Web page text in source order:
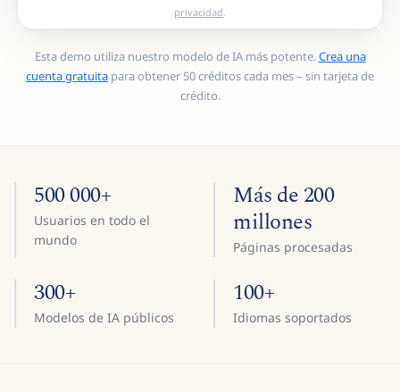
privacidad
Esta demo utiliza nuestro modelo de IA más potente.Crea una
cuenta gratuita para obtener 50 créditos cada mes – sin tarjeta de
crédito.
500 000+
Usuarios en todo el
mundo
Más de 200
millones
Páginas procesadas
300+
Modelos de IA públicos
100+
Idiomas soportados